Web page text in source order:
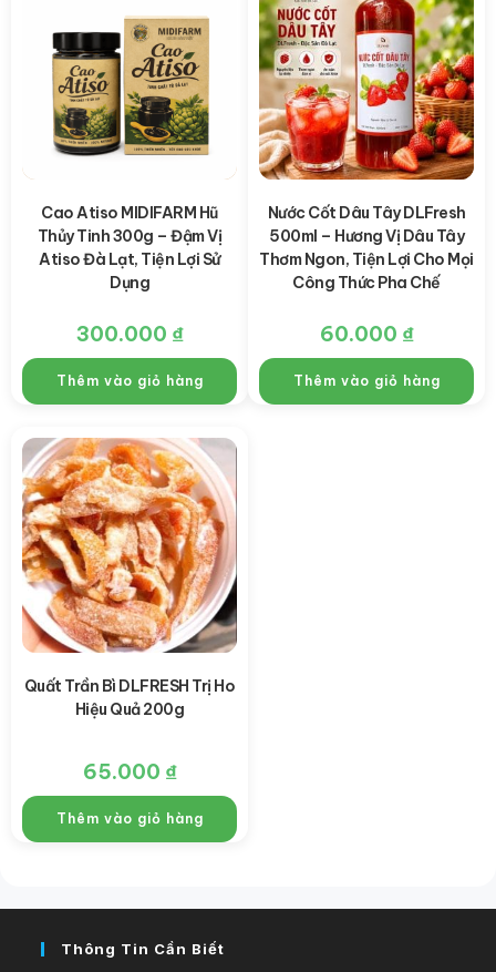
Cao Atiso MIDIFARM Hũ
Thủy Tinh 300g – Đậm Vị
Atiso Đà Lạt, Tiện Lợi Sử
Dụng
300.000 ₫
Thêm vào giỏ hàng
Nước Cốt Dâu Tây DLFresh
500ml – Hương Vị Dâu Tây
Thơm Ngon, Tiện Lợi Cho Mọi
Công Thức Pha Chế
60.000 ₫
Thêm vào giỏ hàng
Quất Trần Bì DLFRESH Trị Ho
Hiệu Quả 200g
65.000 ₫
Thêm vào giỏ hàng
Thông Tin Cần Biết